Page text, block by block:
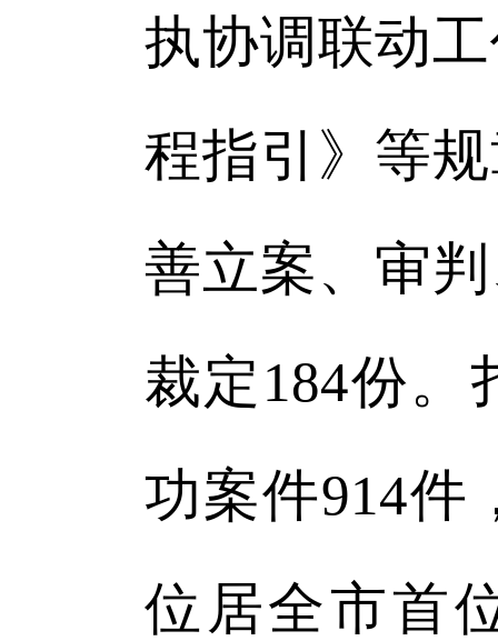
执协调联动
程指引》等
善立案、审
裁定184份。
功案件914件
位居全市首